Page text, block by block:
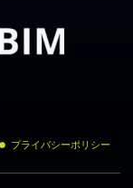
プライバシーポリシー